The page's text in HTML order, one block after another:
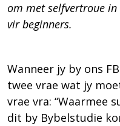
om met selfvertroue in
vir beginners.
Wanneer jy by ons
twee vrae wat jy
vrae vra: “Waarmee
dit by Bybelstudie